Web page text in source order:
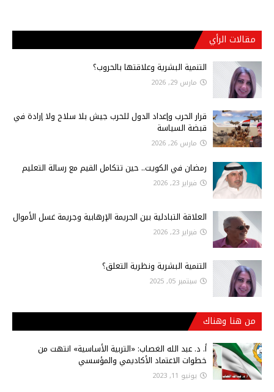
مقالات الرأي
التنمية البشرية وعلاقتها بالحروب؟
مارس 29, 2026
قرار الحرب وإعداد الدول للحرب جيش بلا سلاح ولا إرادة في
قبضة السياسة
مارس 26, 2026
رمضان في الكويت.. حين تتكامل القيم مع رسالة التعليم
فبراير 23, 2026
العلاقة التبادلية بين الجريمة الإرهابية وجريمة غسل الأموال
فبراير 23, 2026
التنمية البشرية ونظرية التعلق؟
سبتمبر 05, 2025
من هنا وهناك
أ‌. د. عبد الله الغصاب: «التربية الأساسية» انتهت من
خطوات الاعتماد الأكاديمي والمؤسسي
يونيو 11, 2023